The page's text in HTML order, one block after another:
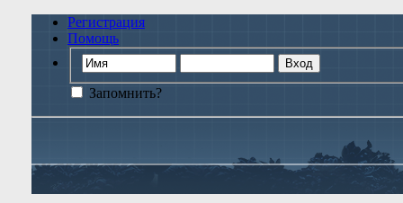
Регистрация
Помощь
Запомнить?